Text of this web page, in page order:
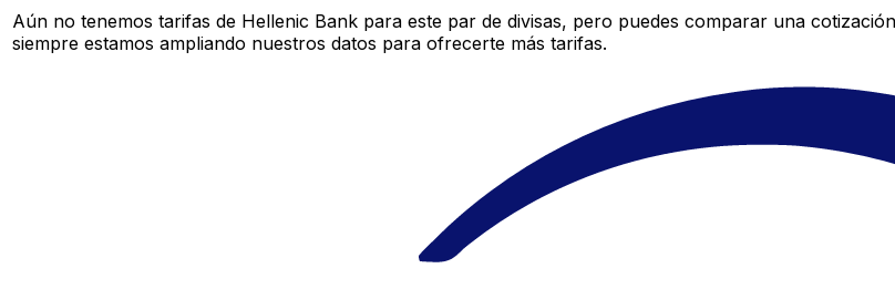
Aún no tenemos tarifas de Hellenic Bank para este par de divisas, pero puedes comparar una
siempre estamos ampliando nuestros datos para ofrecerte más tarifas.